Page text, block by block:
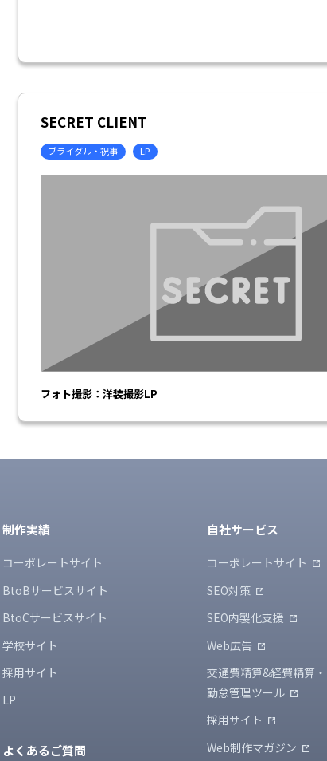
SECRET CLIENT
ブライダル・祝事 LP
フォト撮影：洋装撮影LP
制作実績
コーポレートサイト
BtoBサービスサイト
BtoCサービスサイト
学校サイト
採用サイト
LP
よくあるご質問
自社サービス
コーポレートサイト
SEO対策
SEO内製化支援
Web広告
交通費精算&経費精算・
勤怠管理ツール
採用サイト
Web制作マガジン